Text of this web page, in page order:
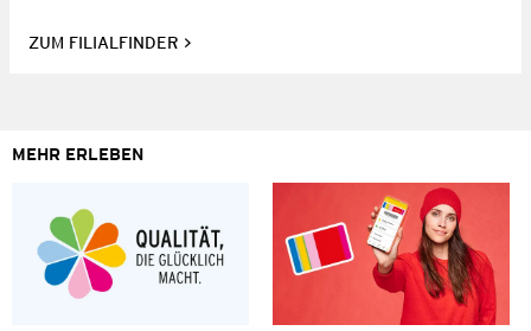
ZUM FILIALFINDER
MEHR ERLEBEN